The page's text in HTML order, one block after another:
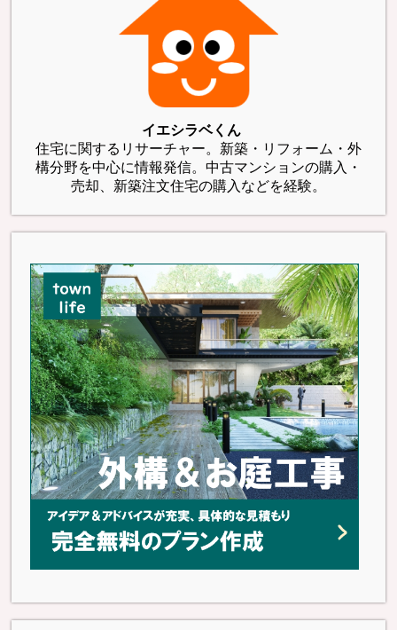
イエシラベくん
住宅に関するリサーチャー。新築・リフォーム・外
構分野を中心に情報発信。中古マンションの購入・
売却、新築注文住宅の購入などを経験。